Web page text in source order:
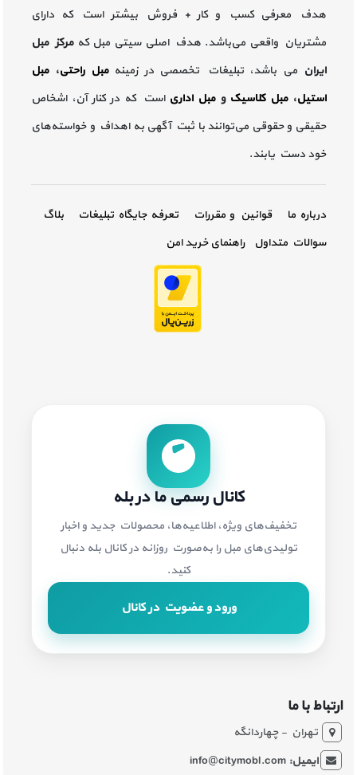
هدف معرفی کسب و کار + فروش بیشتر است که دارای
مشتریان واقعی می‌باشد. هدف اصلی سیتی مبل کهمرکز مبل
ایران می باشد، تبلیغات تخصصی در زمینه مبل راحتی،مبل
استیل،مبل کلاسیک ومبل اداری است که در کنار آن، اشخاص
حقیقی و حقوقی می‌توانند با ثبت آگهی به اهداف و خواسته‌های
خود دست یابند.
درباره ما قوانین و مقررات تعرفه جایگاه تبلیغات
بلاگ
سوالات متداول
راهنمای خرید امن
کانال رسمی ما در بله
تخفیف‌های ویژه، اطلاعیه‌ها، محصولات جدید و اخبار
تولیدی‌های مبل را به‌صورت روزانه در کانال بله دنبال
کنید.
ورود و عضویت در کانال
ارتباط با ما
تهران - چهاردانگه
ایمیل:info@citymobl.com